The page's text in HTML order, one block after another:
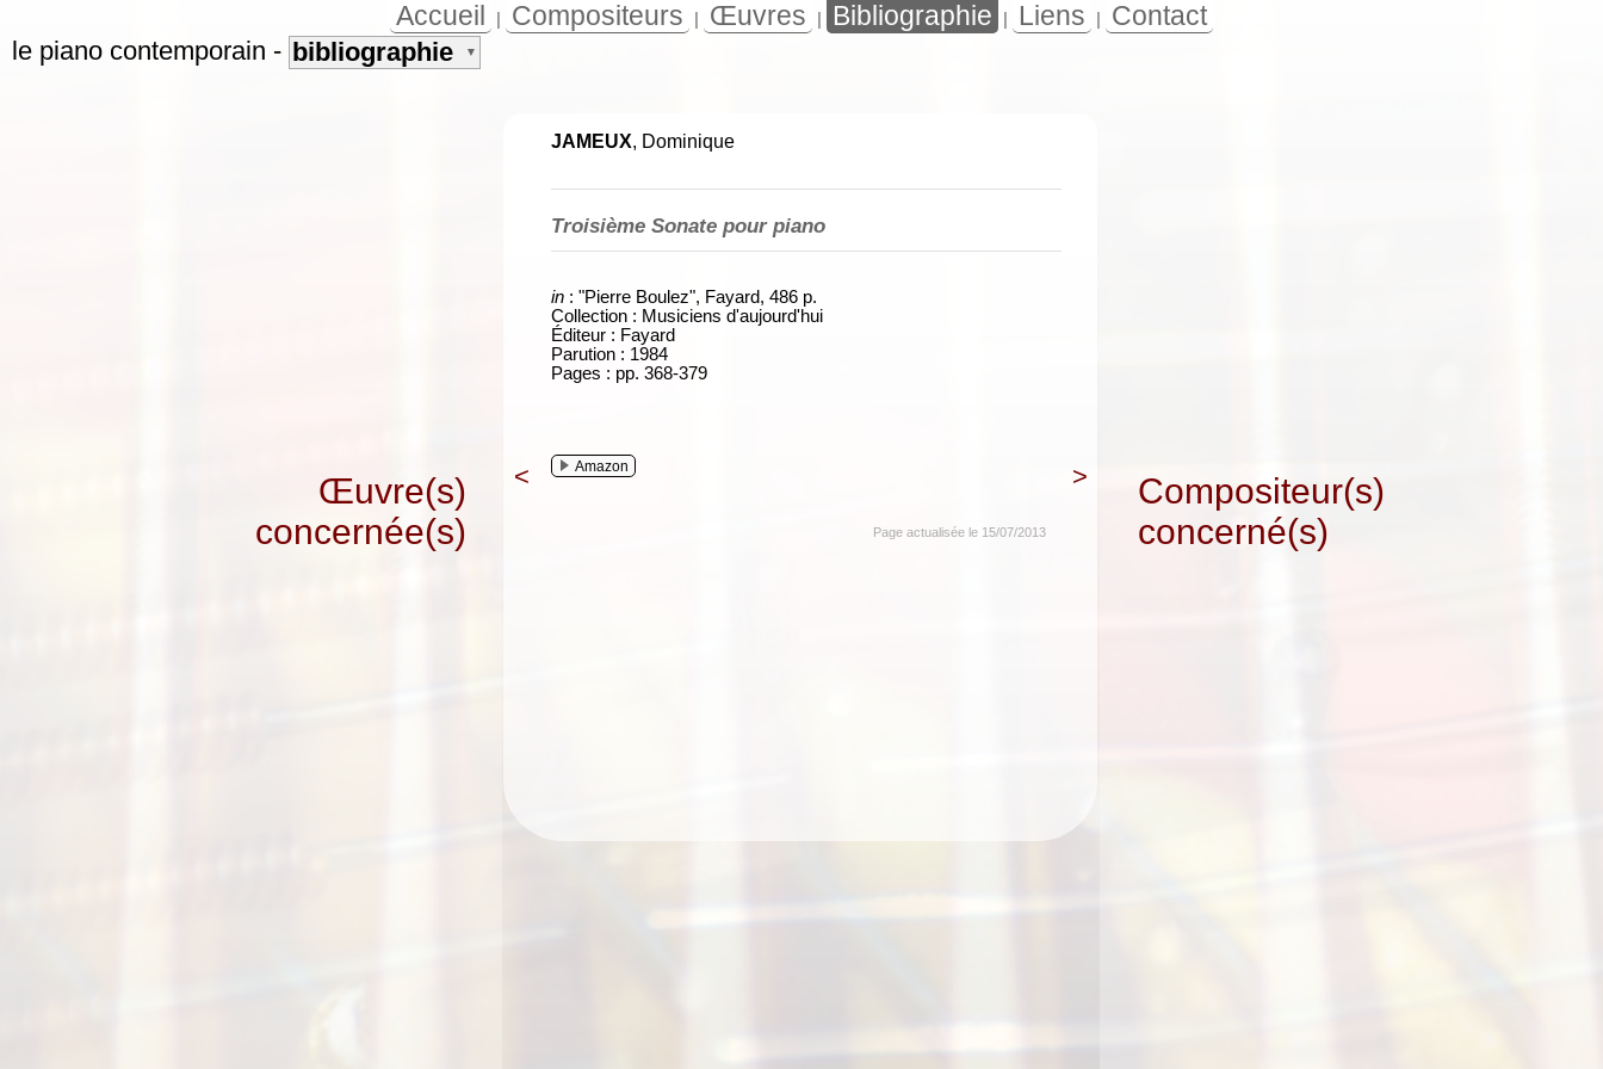
Accueil Compositeurs Œuvres Bibliographie Liens Contact
Œuvre(s)
concernée(s)
Compositeur(s)
concerné(s)
<
JAMEUX, Dominique
Troisième Sonate pour piano
in : "Pierre Boulez", Fayard, 486 p.
Collection : Musiciens d'aujourd'hui
Éditeur : Fayard
Parution : 1984
Pages : pp. 368-379
Amazon
Page actualisée le 15/07/2013
>
le piano contemporain - bibliographie ▼